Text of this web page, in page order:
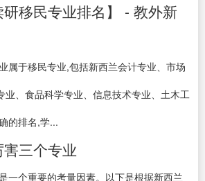
移民专业排名】 - 教外新
属于移民专业,包括新西兰会计专业、市场
业、食品科学专业、信息技术专业、土木工
的排名,学...
三个专业
一个重要的考量因素。以下是根据新西兰